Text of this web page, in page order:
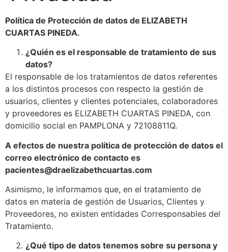
Política de Protección de datos de ELIZABETH
CUARTAS PINEDA.
¿Quién es el responsable de tratamiento de sus
datos?
El responsable de los tratamientos de datos referentes
a los distintos procesos con respecto la gestión de
usuarios, clientes y clientes potenciales, colaboradores
y proveedores es ELIZABETH CUARTAS PINEDA, con
domicilio social en PAMPLONA y 72108811Q.
A efectos de nuestra política de protección de datos el
correo electrónico de contacto es
pacientes@draelizabethcuartas.com
Asimismo, le informamos que, en el tratamiento de
datos en materia de gestión de Usuarios, Clientes y
Proveedores, no existen entidades Corresponsables del
Tratamiento.
¿Qué tipo de datos tenemos sobre su persona y